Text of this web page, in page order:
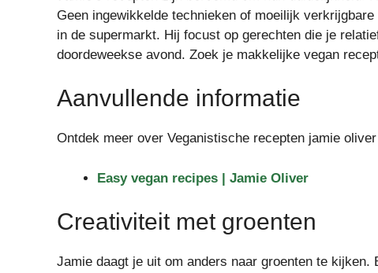
Geen ingewikkelde technieken of moeilijk
in de supermarkt. Hij focust op gerechten die je
doordeweekse avond. Zoek je makkelijke vegan
Aanvullende informatie
Ontdek meer over Veganistische recepten jamie
Easy vegan recipes | Jamie Oliver
Creativiteit met groenten
Jamie daagt je uit om anders naar groenten te